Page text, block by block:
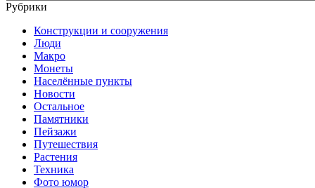
Рубрики
Конструкции и сооружения
Люди
Макро
Монеты
Населённые пункты
Новости
Остальное
Памятники
Пейзажи
Путешествия
Растения
Техника
Фото юмор